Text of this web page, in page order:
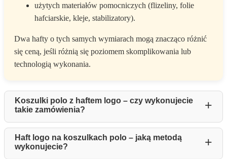
użytych materiałów pomocniczych (flizeliny, folie
hafciarskie, kleje, stabilizatory).
Dwa hafty o tych samych wymiarach mogą znacząco różnić
się ceną, jeśli różnią się poziomem skomplikowania lub
technologią wykonania.
Koszulki polo z haftem logo – czy wykonujecie
takie zamówienia?
Haft logo na koszulkach polo – jaką metodą
wykonujecie?